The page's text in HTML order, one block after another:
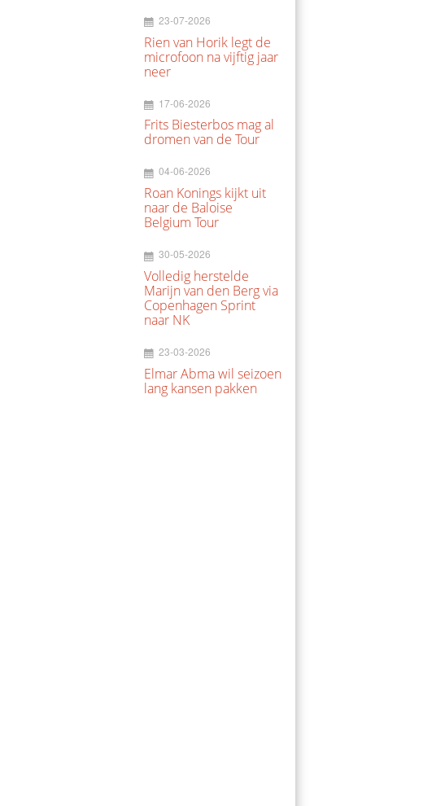
23-07-2026
Rien van Horik legt de
microfoon na vijftig jaar
neer
17-06-2026
Frits Biesterbos mag al
dromen van de Tour
04-06-2026
Roan Konings kijkt uit
naar de Baloise
Belgium Tour
30-05-2026
Volledig herstelde
Marijn van den Berg via
Copenhagen Sprint
naar NK
23-03-2026
Elmar Abma wil seizoen
lang kansen pakken